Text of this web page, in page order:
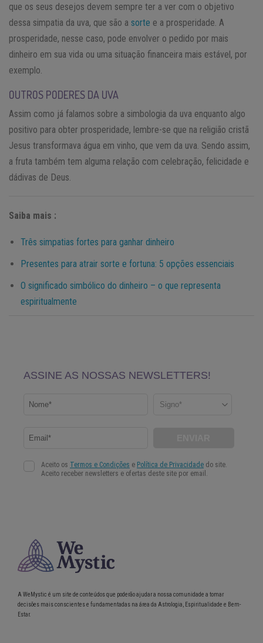
que os seus desejos devem sempre ter a ver com o objetivo
dessa simpatia da uva, que são a sorte e a prosperidade. A
prosperidade, nesse caso, pode envolver o pedido por mais
dinheiro em sua vida ou uma situação financeira mais estável, por
exemplo.
OUTROS PODERES DA UVA
Assim como já falamos sobre a simbologia da uva enquanto algo
positivo para obter prosperidade, lembre-se que na religião cristã
Jesus transformava água em vinho, que vem da uva. Sendo assim,
a fruta também tem alguma relação com celebração, felicidade e
dádivas de Deus.
Saiba mais :
Três simpatias fortes para ganhar dinheiro
Presentes para atrair sorte e fortuna: 5 opções essenciais
O significado simbólico do dinheiro – o que representa
espiritualmente
A WeMystic é um site de conteúdos que poderão ajudar a nossa comunidade a tomar
decisões mais conscientes e fundamentadas na área da Astrologia, Espiritualidade e Bem-
Estar.